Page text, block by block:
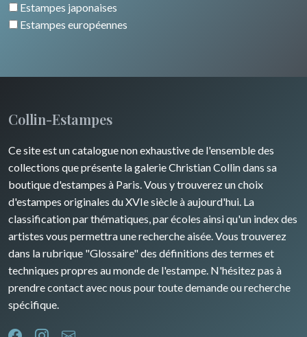
Estampes japonaises
Estampes européennes
Collin-Estampes
Ce site est un catalogue non exhaustive de l'ensemble des
collections que présente la galerie Christian Collin dans sa
boutique d'estampes à Paris. Vous y trouverez un choix
d'estampes originales du XVIe siècle à aujourd'hui. La
classification par thématiques, par écoles ainsi qu'un index des
artistes vous permettra une recherche aisée. Vous trouverez
dans la rubrique "Glossaire" des définitions des termes et
techniques propres au monde de l'estampe. N'hésitez pas à
prendre contact avec nous pour toute demande ou recherche
spécifique.